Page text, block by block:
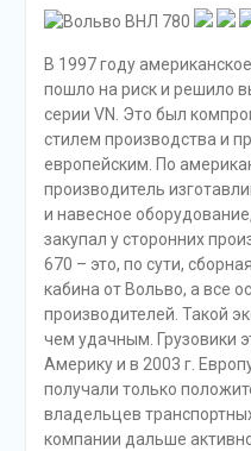
В 1997 году
пошло на риск и решило
серии VN. Это был
стилем производства и
европейским. По
производитель
и навесное
закупал у сторонних
670 – это, по сути,
кабина от Вольво, а все
производителей. Такой
чем удачным. Грузовики
Америку и в 2003 г.
получали только
владельцев
компании дальше